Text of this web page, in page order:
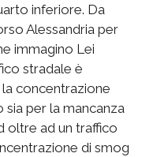
inferiore. Da
Alessandria per
immagino Lei
stradale è
concentrazione
per la mancanza
oltre ad un traffico
di smog